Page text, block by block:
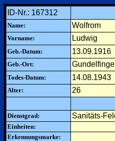
ID-Nr.: 167312
Name: Wolfrom
Vorname:
Ludwig
Geb.-Datum:
13.09.1916
Geb.-Ort:
Todes-Datum: 14.08.1943
Alter: 26
Dienstgrad: Sanitäts-
Einheiten:
Erkennungsmarke: